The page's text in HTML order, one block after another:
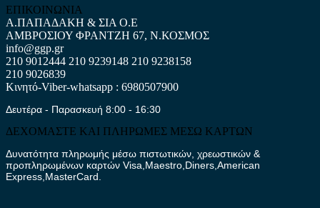
ΕΠΙΚΟΙΝΩΝΙΑ
Α.ΠΑΠΑΔΑΚΗ & ΣΙΑ Ο.Ε
ΑΜΒΡΟΣΙΟΥ ΦΡΑΝΤΖΗ 67, Ν.ΚΟΣΜΟΣ
info@ggp.gr
210 9012444 210 9239148 210 9238158
210 9026839
Κινητό-Viber-whatsapp : 6980507900
Δευτέρα - Παρασκευή 8:00 - 16:30
ΔΕΧΟΜΑΣΤΕ ΚΑΙ ΠΛΗΡΩΜΕΣ ΜΕΣΩ ΚΑΡΤΩΝ
Δυνατότητα πληρωμής μέσω πιστωτικών, χρεωστικών &
προπληρωμένων καρτών Visa,Maestro,Diners,American
Express,MasterCard.